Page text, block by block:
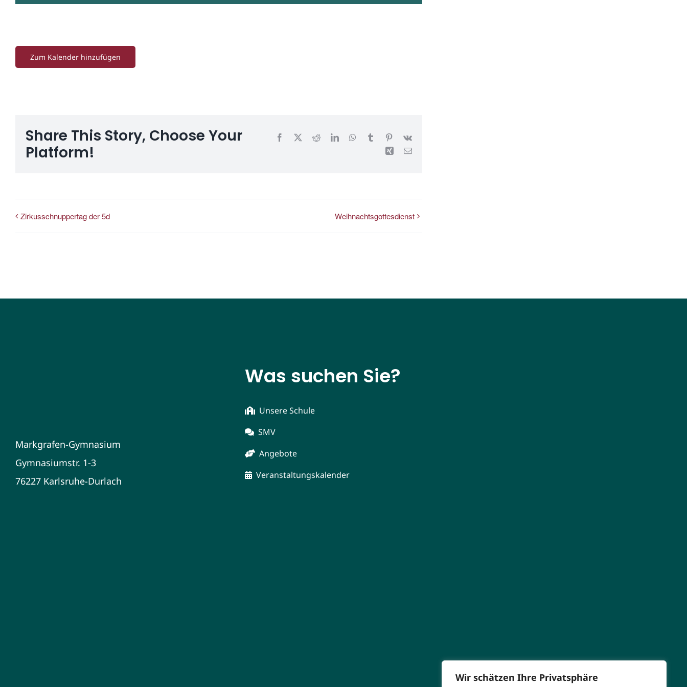
Wir schätzen Ihre Privatsphäre
Zum Kalender hinzufügen
Share This Story, Choose Your
Platform!
Facebook RedditLinkedInWhatsApp
Tumblr Pinterest
Vk
Xing E-
Zirkusschnuppertag der 5d Weihnachtsgottesdienst
Markgrafen-Gymnasium
Gymnasiumstr. 1-3
76227 Karlsruhe-Durlach
Was suchen Sie?
Unsere Schule
SMV
Angebote
Veranstaltungskalender